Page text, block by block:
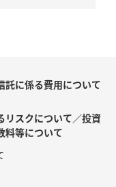
託に係る費用について
リスクについて／投資
料等について